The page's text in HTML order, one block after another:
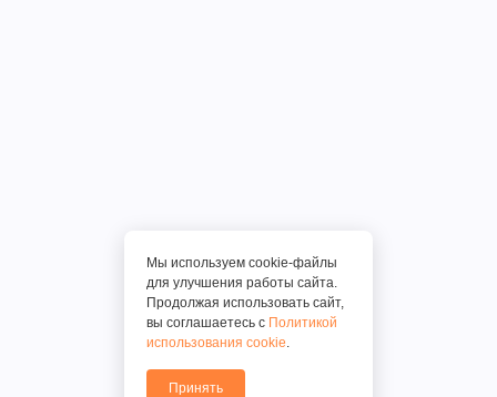
Мы используем cookie-файлы
для улучшения работы сайта.
Продолжая использовать сайт,
вы соглашаетесь с Политикой
использования cookie.
Принять